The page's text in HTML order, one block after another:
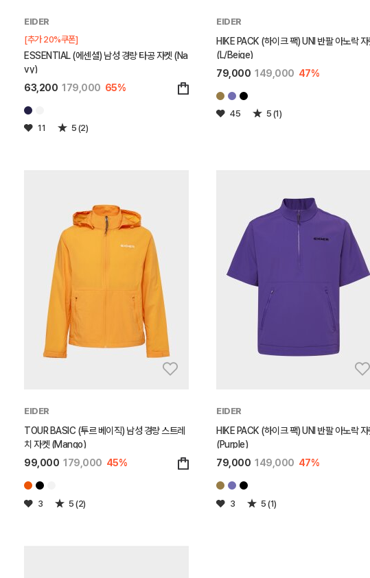
EIDER
[추가 20%쿠폰]
ESSENTIAL (에센셜) 남성 경량 타공 자켓 (Na
vy)
63,200 179,000 65%
11 5 (2)
EIDER
HIKE PACK (하이크 팩) UNI 반팔 아노락 자
(L/Beige)
79,000 149,000 47%
45 5 (1)
EIDER
TOUR BASIC (투르 베이직) 남성 경량 스트레
치 자켓 (Mango)
99,000 179,000 45%
3 5 (2)
EIDER
HIKE PACK (하이크 팩) UNI 반팔 아노락 자
(Purple)
79,000 149,000 47%
3 5 (1)